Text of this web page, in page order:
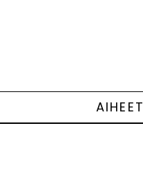
AIHEET